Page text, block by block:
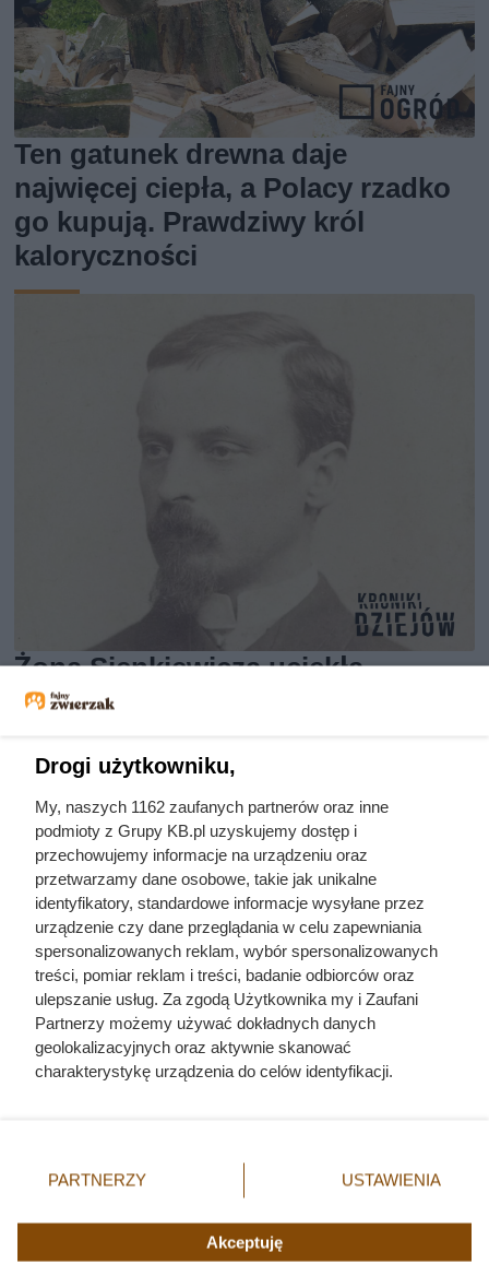
Ten gatunek drewna daje
najwięcej ciepła, a Polacy rzadko
go kupują. Prawdziwy król
kaloryczności
Żona Sienkiewicza uciekła
podczas podróży poślubnej.
pasożyty
myszy
kawia domowa
małe zwierzęta
szkodniki
fretka domowa
pchły
kleszcze
infekcje u zwierząt
opieka nad gryzoniami
szczury
Inne serwisy Grupy KB.pl
Informacje prawne
Drogi użytkowniku,
My, naszych 1162 zaufanych partnerów oraz inne
podmioty z Grupy KB.pl uzyskujemy dostęp i
przechowujemy informacje na urządzeniu oraz
przetwarzamy dane osobowe, takie jak unikalne
identyfikatory, standardowe informacje wysyłane przez
urządzenie czy dane przeglądania w celu zapewniania
spersonalizowanych reklam, wybór spersonalizowanych
treści, pomiar reklam i treści, badanie odbiorców oraz
ulepszanie usług. Za zgodą Użytkownika my i Zaufani
Partnerzy możemy używać dokładnych danych
geolokalizacyjnych oraz aktywnie skanować
charakterystykę urządzenia do celów identyfikacji.
zmienić/wycofać klikając przycisk ustawień prywatności
znajdujący się w lewym dolnym rogu strony. Niektóre
użytkownika, ale masz prawo sprzeciwić się takiemu
przetwarzaniu. Preferencje będą miały zastosowania tylko
PARTNERZY USTAWIENIA
Akceptuję